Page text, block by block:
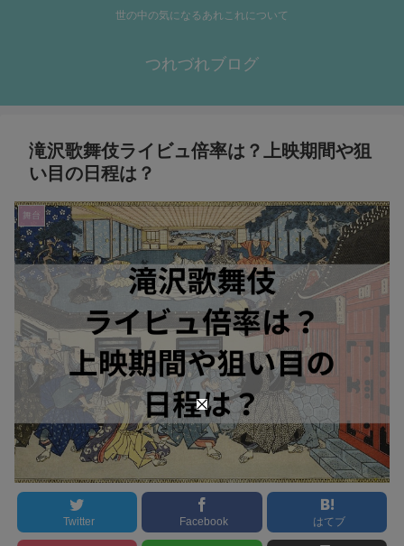
世の中の気になるあれこれについて
つれづれブログ
滝沢歌舞伎ライビュ倍率は？上映期間や狙
い目の日程は？
舞台
Twitter Facebook はてブ